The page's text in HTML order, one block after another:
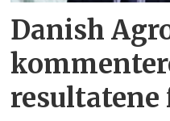
Danish
resultatene